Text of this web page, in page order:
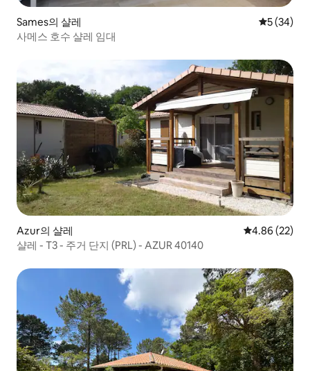
Sames의 샬레 평점 5점(5
5 (34)
사메스 호수 샬레 임대
Azur의 샬레 평점 4.86점(5
4.86 (22)
샬레 - T3 - 주거 단지 (PRL) - AZUR 40140